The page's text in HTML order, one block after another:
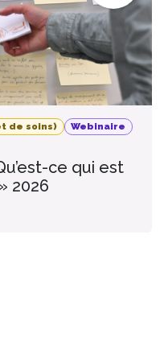
de soins)
Webinaire
ce qui est
2026